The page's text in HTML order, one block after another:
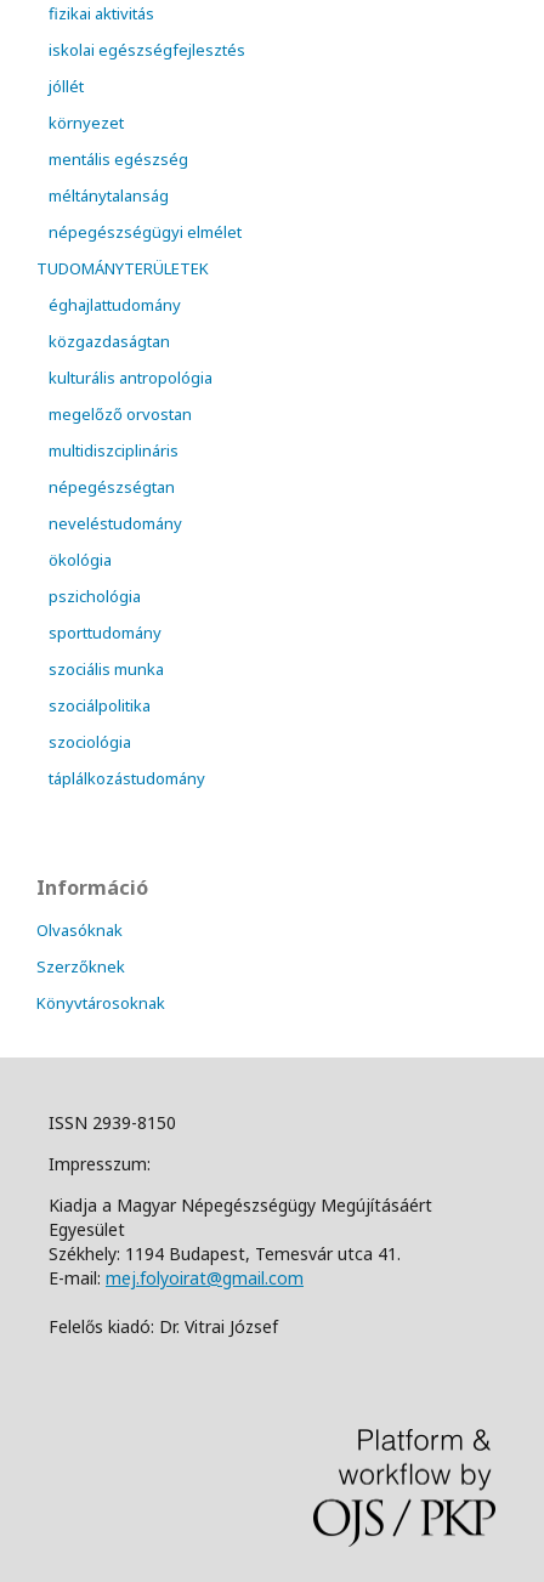
fizikai aktivitás
iskolai egészségfejlesztés
jóllét
környezet
mentális egészség
méltánytalanság
népegészségügyi elmélet
TUDOMÁNYTERÜLETEK
éghajlattudomány
közgazdaságtan
kulturális antropológia
megelőző orvostan
multidiszciplináris
népegészségtan
neveléstudomány
ökológia
pszichológia
sporttudomány
szociális munka
szociálpolitika
szociológia
táplálkozástudomány
Információ
Olvasóknak
Szerzőknek
Könyvtárosoknak
ISSN 2939-8150
Impresszum:
Kiadja a Magyar Népegészségügy Megújításáért
Egyesület
Székhely: 1194 Budapest, Temesvár utca 41.
E-mail: mej.folyoirat@gmail.com
Felelős kiadó: Dr. Vitrai József